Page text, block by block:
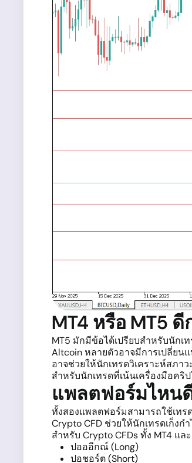
MT4 หรือ MT5
MT5 มักมีข้อได้เปรียบสำหรับนักเ
Altcoin หลายตัวอาจมีการเปลี่ยน
อาจช่วยให้นักเทรดวิเคราะห์สภ
สำหรับนักเทรดที่เน้นเครื่องมือคริ
แพลตฟอร์มไหน
ทั้งสองแพลตฟอร์มสามารถใช้เทร
Crypto CFD ช่วยให้นักเทรดเก็ง
สำหรับ Crypto CFDs ทั้ง MT4 แล
ปอออีกณ์ (Long)
ปอชอร์ต (Short)